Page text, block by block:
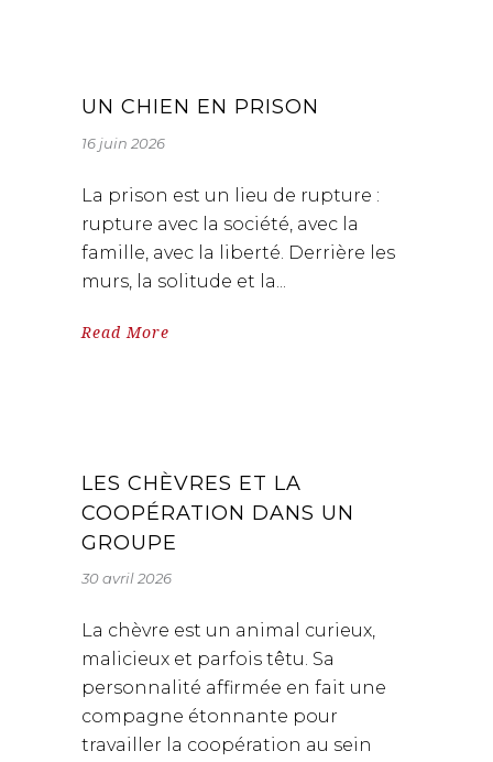
UN CHIEN EN PRISON
16 juin 2026
La prison est un lieu de rupture :
rupture avec la société, avec la
famille, avec la liberté. Derrière les
murs, la solitude et la
Read More
LES CHÈVRES ET LA
COOPÉRATION DANS UN
GROUPE
30 avril 2026
La chèvre est un animal curieux,
malicieux et parfois têtu. Sa
personnalité affirmée en fait une
compagne étonnante pour
travailler la coopération au sein